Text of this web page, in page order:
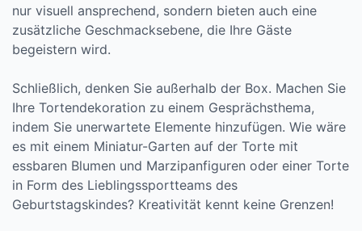
nur visuell ansprechend, sondern bieten auch eine
zusätzliche Geschmacksebene, die Ihre Gäste
begeistern wird.
Schließlich, denken Sie außerhalb der Box. Machen Sie
Ihre Tortendekoration zu einem Gesprächsthema,
indem Sie unerwartete Elemente hinzufügen. Wie wäre
es mit einem Miniatur-Garten auf der Torte mit
essbaren Blumen und Marzipanfiguren oder einer Torte
in Form des Lieblingssportteams des
Geburtstagskindes? Kreativität kennt keine Grenzen!